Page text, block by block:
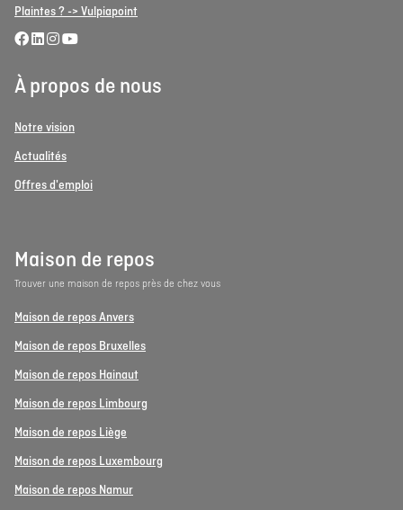
Plaintes ? -> Vulpiapoint
À propos de nous
Notre vision
Actualités
Offres d'emploi
Maison de repos
Trouver une maison de repos près de chez vous
Maison de repos Anvers
Maison de repos Bruxelles
Maison de repos Hainaut
Maison de repos Limbourg
Maison de repos Liège
Maison de repos Luxembourg
Maison de repos Namur